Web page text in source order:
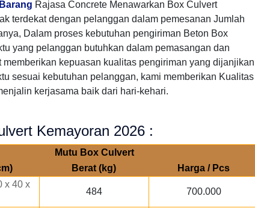
Rajasa Concrete Menawarkan Box Culvert
terdekat dengan pelanggan dalam pemesanan Jumlah
Dalam proses kebutuhan pengiriman Beton Box
yang pelanggan butuhkan dalam pemasangan dan
kepuasan kualitas pengiriman yang dijanjikan
sesuai kebutuhan pelanggan, kami memberikan Kualitas
kerjasama baik dari hari-kehari.
Kemayoran 2026 :
Mutu Box Culvert
Berat (kg)
Harga / Pcs
x 40 x
484 700.000